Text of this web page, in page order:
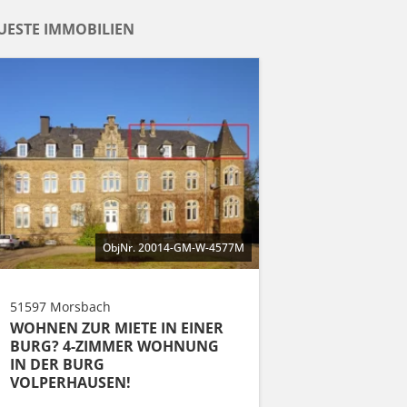
IMMOBILIEN
ObjNr. 20014-GM-W-4577M
51597 Morsbach
WOHNEN ZUR MIETE IN EINER
BURG? 4-ZIMMER WOHNUNG
IN DER BURG
VOLPERHAUSEN!